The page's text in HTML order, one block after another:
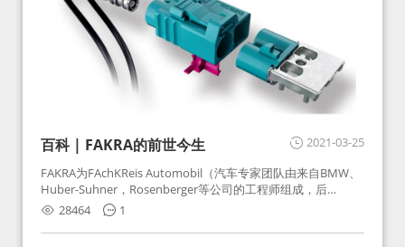
2021-03-25
百科 | FAKRA的前世今生
FAKRA为FAchKReis Automobil（汽车专家团队由来自BMW、
Huber-Suhner，Rosenberger等公司的工程师组成，后
Huber-Suhner相关连接器业务及技术在2010年并入
Rosenberger）缩写。起初为BMW需求用于车载收音机天线连
接，如今FAKRA已成为汽车行业通用标准的射频连接器，被业
28464 1